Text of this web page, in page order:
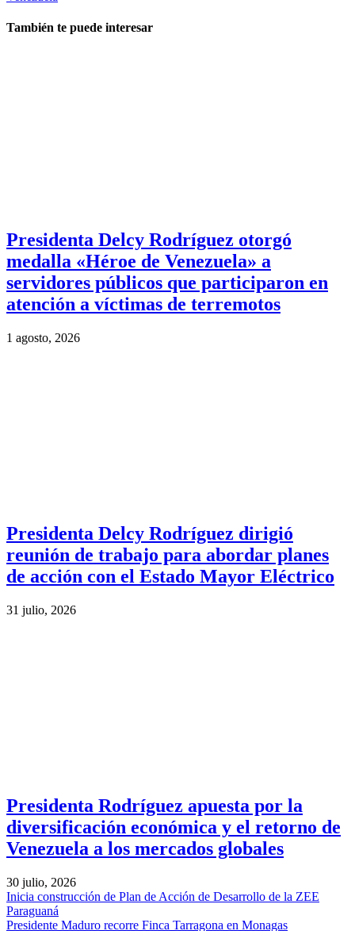
También te puede interesar
Presidenta Delcy Rodríguez otorgó
medalla «Héroe de Venezuela» a
servidores públicos que participaron en
atención a víctimas de terremotos
1 agosto, 2026
Presidenta Delcy Rodríguez dirigió
reunión de trabajo para abordar planes
de acción con el Estado Mayor Eléctrico
31 julio, 2026
Presidenta Rodríguez apuesta por la
diversificación económica y el retorno de
Venezuela a los mercados globales
30 julio, 2026
Inicia construcción de Plan de Acción de Desarrollo de la ZEE
Paraguaná
Presidente Maduro recorre Finca Tarragona en Monagas